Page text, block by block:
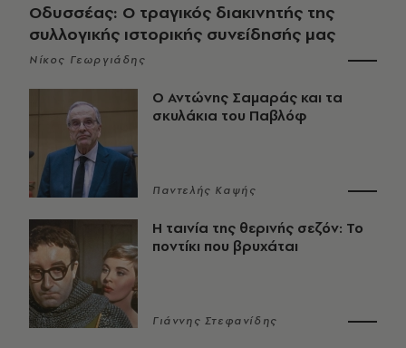
Οδυσσέας: Ο τραγικός διακινητής της
συλλογικής ιστορικής συνείδησής μας
Νίκος Γεωργιάδης
Ο Αντώνης Σαμαράς και τα
σκυλάκια του Παβλόφ
Παντελής Καψής
Η ταινία της θερινής σεζόν: Το
ποντίκι που βρυχάται
Γιάννης Στεφανίδης